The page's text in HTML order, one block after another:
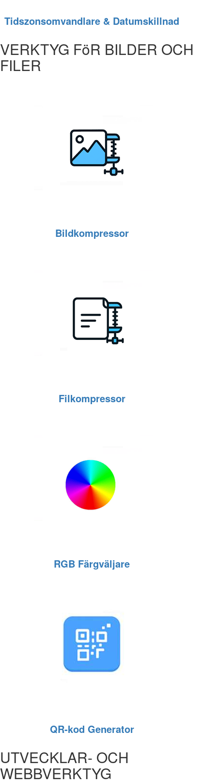
Tidszonsomvandlare & Datumskillnad
VERKTYG FöR BILDER OCH
FILER
Bildkompressor
Filkompressor
RGB Färgväljare
QR‑kod Generator
UTVECKLAR- OCH
WEBBVERKTYG